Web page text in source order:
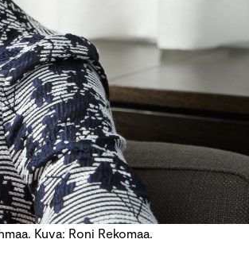
Kuva: Roni Rekomaa.